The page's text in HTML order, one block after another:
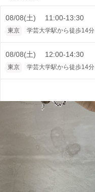
08/08(土) 11:00-13:30
東京 学芸大学駅から徒歩14分
08/08(土) 12:00-14:30
東京 学芸大学駅から徒歩14分